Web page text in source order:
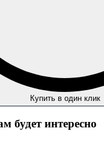
Купить в один клик
будет интересно